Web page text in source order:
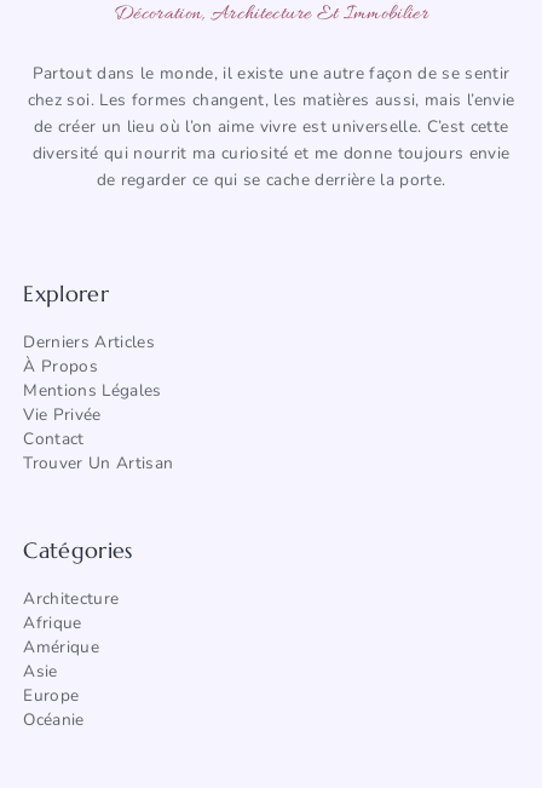
Décoration, Architecture Et Immobilier
Partout dans le monde, il existe une autre façon de se sentir
chez soi. Les formes changent, les matières aussi, mais l’envie
de créer un lieu où l’on aime vivre est universelle. C’est cette
diversité qui nourrit ma curiosité et me donne toujours envie
de regarder ce qui se cache derrière la porte.
Explorer
Derniers Articles
À Propos
Mentions Légales
Vie Privée
Contact
Trouver Un Artisan
Catégories
Architecture
Afrique
Amérique
Asie
Europe
Océanie